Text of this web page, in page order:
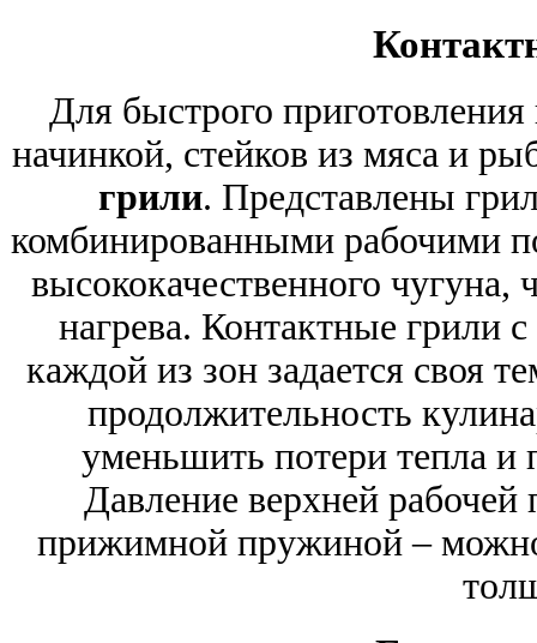
Для быстрого
начинкой, стейков из мяса и
грили. Представлены
комбинированными рабочими
высококачественного чугуна,
нагрева. Контактные грили
каждой из зон задается своя
продолжительность
уменьшить потери тепла и
Давление верхней рабочей
прижимной пружиной –